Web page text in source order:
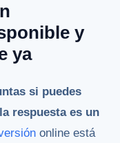
y
ya
si puedes
respuesta es un
online está